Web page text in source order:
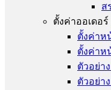
ส
ตั้งค่าออเดอร์
ตั้งค่าห
ตั้งค่าห
ตัวอย่า
ตัวอย่า